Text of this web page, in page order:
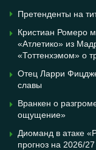
Претенденты на
Кристиан Ромеро
«Атлетико» из
«Тоттенхэмом» о
Отец Ларри
славы
Вранкен о
ощущение»
Диоманд в атаке
прогноз на 2026/27